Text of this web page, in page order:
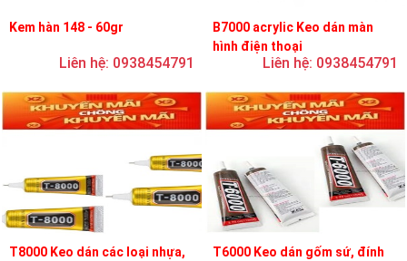
Kem hàn 148 - 60gr
Liên hệ: 0938454791
B7000 acrylic Keo dán màn
hình điện thoại
Liên hệ: 0938454791
T8000 Keo dán các loại nhựa,
T6000 Keo dán gốm sứ, đính